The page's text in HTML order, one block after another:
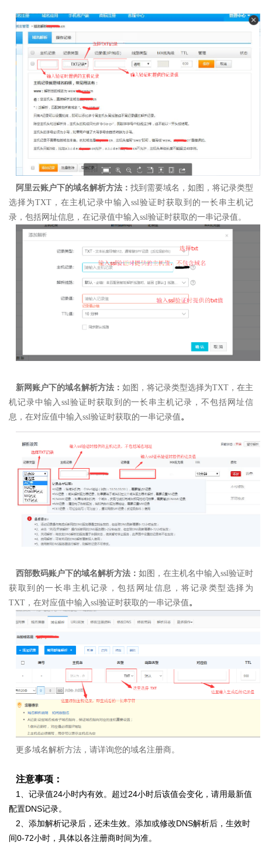
阿里云账户下的域名解析方法： 找到需要域名，如图，将记录类型
选择为TXT，在主机记录中输入ssl验证时获取到的一长串主机记
录，包括网址信息，在记录值中输入ssl验证时获取的一串记录值。
新网账户下的域名解析方法： 如图， 将记录类型选择为TXT， 在主
机记录中输入ssl验证时获取到的一长串主机记录，不包括网址信
息， 在对应值中输入ssl验证时获取的一串记录值。
西部数码账户下的域名解析方法： 如图，在主机名中输入ssl验证时
获取到的一长串主机记录，包括网址信息，将记录类型选择为
TXT， 在对应值中输入ssl验证时获取的一串记录值。
更多域名解析方法，请详询您的域名注册商。
注意事项：
1、记录值24小时内有效。超过24小时后该值会变化，请用最新值
配置DNS记录。
2、添加解析记录后，还未生效。添加或修改DNS解析后，生效时
间0-72小时，具体以各注册商时间为准。